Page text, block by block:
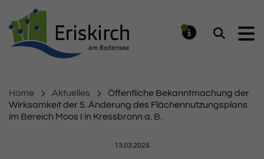
Suchen
Home Aktuelles
Öffentliche Bekanntmachung der
Wirksamkeit der 5. Änderung des Flächennutzungsplans
im Bereich Moos I in Kressbronn a. B.
Veröffentlicht am:
13.03.2025